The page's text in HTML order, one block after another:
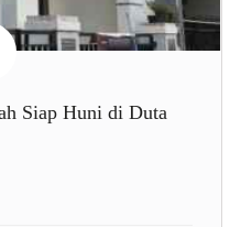
Siap Huni di Duta